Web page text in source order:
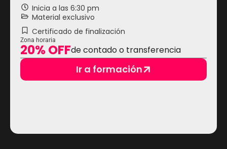
Inicia a las 6:30 pm
Material exclusivo
Certificado de finalización
Zona horaria
20% OFFde contado o transferencia
Ir a formación